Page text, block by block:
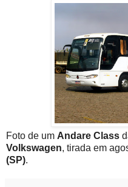
Foto de um Andare Class
Volkswagen, tirada em
(SP).